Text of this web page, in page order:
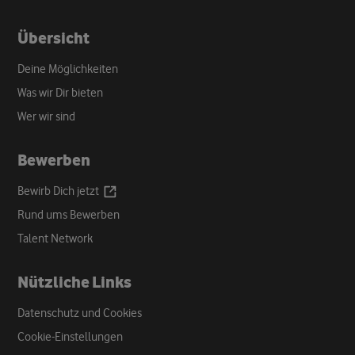
Übersicht
Deine Möglichkeiten
Was wir Dir bieten
Wer wir sind
Bewerben
Bewirb Dich jetzt
Opens
Rund ums Bewerben
Talent Network
Nützliche Links
Datenschutz und Cookies
Cookie-Einstellungen